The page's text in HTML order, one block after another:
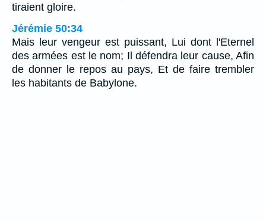
tiraient gloire.
Jérémie 50:34
Mais leur vengeur est puissant, Lui dont l'Eternel
des armées est le nom; Il défendra leur cause, Afin
de donner le repos au pays, Et de faire trembler
les habitants de Babylone.